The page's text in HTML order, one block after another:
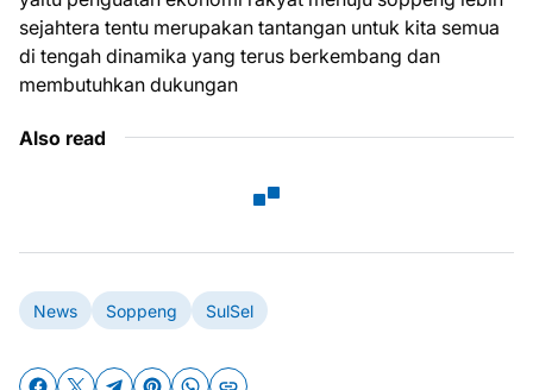
sejahtera tentu merupakan tantangan untuk kita semua
di tengah dinamika yang terus berkembang dan
membutuhkan dukungan
Also read
News Soppeng SulSel